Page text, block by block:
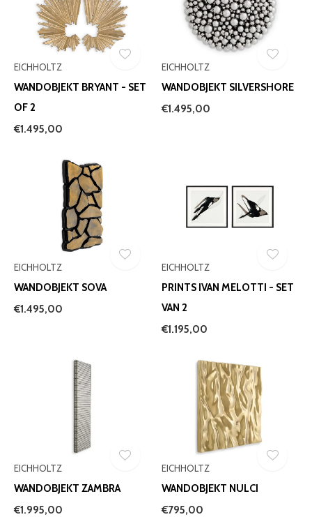
EICHHOLTZ
WANDOBJEKT BRYANT - SET
OF 2
€1.495,00
EICHHOLTZ
WANDOBJEKT SILVERSHORE
€1.495,00
EICHHOLTZ
WANDOBJEKT SOVA
€1.495,00
EICHHOLTZ
PRINTS IVAN MELOTTI - SET
VAN 2
€1.195,00
EICHHOLTZ
WANDOBJEKT ZAMBRA
€1.995,00
EICHHOLTZ
WANDOBJEKT NULCI
€795,00